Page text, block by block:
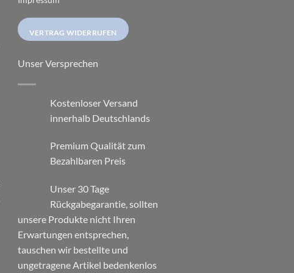
VERTRAG WIDERRUFEN
Unser Versprechen
Kostenloser Versand
innerhalb Deutschlands
Premium Qualität zum
Bezahlbaren Preis
Unser 30 Tage
Rückgabegarantie, sollten
unsere Produkte nicht Ihren
Erwartungen entsprechen,
tauschen wir bestellte und
ungetragene Artikel bedenkenlos